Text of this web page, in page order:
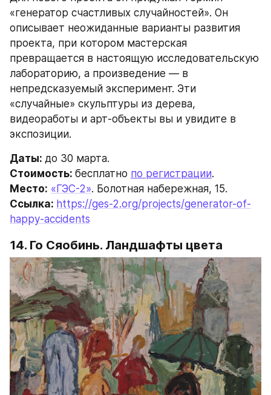
«генератор счастливых случайностей». Он
описывает неожиданные варианты развития
проекта, при котором мастерская
превращается в настоящую исследовательскую
лабораторию, а произведение — в
непредсказуемый эксперимент. Эти
«случайные» скульптуры из дерева,
видеоработы и арт-объекты вы и увидите в
экспозиции.
Даты: до 30 марта.
Стоимость: бесплатно по регистрации.
Место: «ГЭС-2». Болотная набережная, 15.
Ссылка: https://ges-2.org/projects/generator-of-
happy-accidents
14. Го Сяобинь. Ландшафты цвета